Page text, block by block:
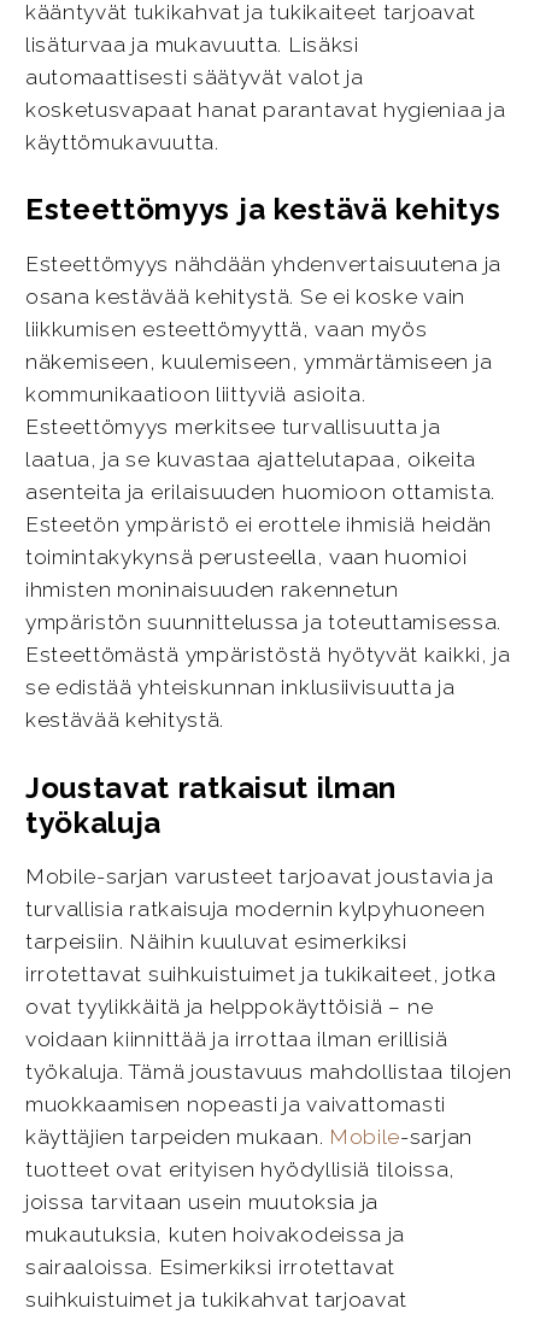
kääntyvät tukikahvat ja tukikaiteet tarjoavat
lisäturvaa ja mukavuutta. Lisäksi
automaattisesti säätyvät valot ja
kosketusvapaat hanat parantavat hygieniaa ja
käyttömukavuutta.
Esteettömyys ja kestävä kehitys
Esteettömyys nähdään yhdenvertaisuutena ja
osana kestävää kehitystä. Se ei koske vain
liikkumisen esteettömyyttä, vaan myös
näkemiseen, kuulemiseen, ymmärtämiseen ja
kommunikaatioon liittyviä asioita.
Esteettömyys merkitsee turvallisuutta ja
laatua, ja se kuvastaa ajattelutapaa, oikeita
asenteita ja erilaisuuden huomioon ottamista.
Esteetön ympäristö ei erottele ihmisiä heidän
toimintakykynsä perusteella, vaan huomioi
ihmisten moninaisuuden rakennetun
ympäristön suunnittelussa ja toteuttamisessa.
Esteettömästä ympäristöstä hyötyvät kaikki, ja
se edistää yhteiskunnan inklusiivisuutta ja
kestävää kehitystä.
Joustavat ratkaisut ilman
työkaluja
Mobile-sarjan varusteet tarjoavat joustavia ja
turvallisia ratkaisuja modernin kylpyhuoneen
tarpeisiin. Näihin kuuluvat esimerkiksi
irrotettavat suihkuistuimet ja tukikaiteet, jotka
ovat tyylikkäitä ja helppokäyttöisiä – ne
voidaan kiinnittää ja irrottaa ilman erillisiä
työkaluja. Tämä joustavuus mahdollistaa tilojen
muokkaamisen nopeasti ja vaivattomasti
käyttäjien tarpeiden mukaan. Mobile-sarjan
tuotteet ovat erityisen hyödyllisiä tiloissa,
joissa tarvitaan usein muutoksia ja
mukautuksia, kuten hoivakodeissa ja
sairaaloissa. Esimerkiksi irrotettavat
suihkuistuimet ja tukikahvat tarjoavat